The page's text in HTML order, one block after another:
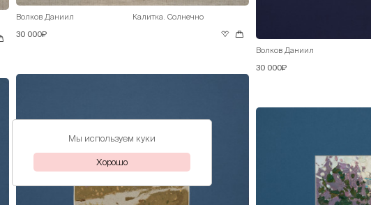
Волков Даниил Калитка. Солнечно
30 000₽
Волков Даниил
30 000₽
Мы используем куки
Хорошо